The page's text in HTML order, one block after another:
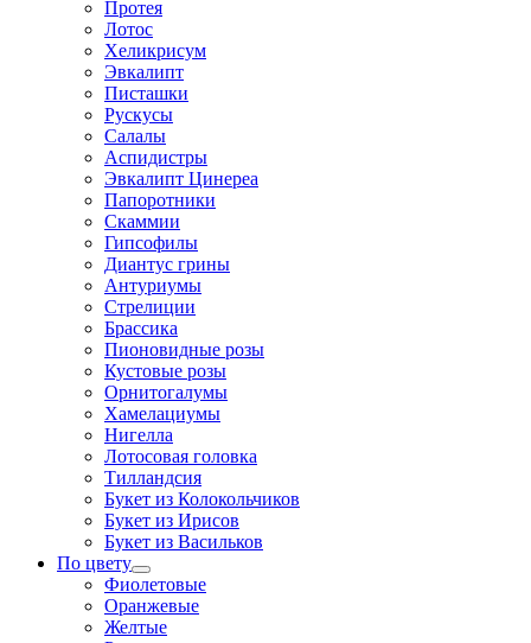
Протея
Лотос
Хеликрисум
Эвкалипт
Писташки
Рускусы
Салалы
Аспидистры
Эвкалипт Цинереа
Папоротники
Скаммии
Гипсофилы
Диантус грины
Антуриумы
Стрелиции
Брассика
Пионовидные розы
Кустовые розы
Орнитогалумы
Хамелациумы
Нигелла
Лотосовая головка
Тилландсия
Букет из Колокольчиков
Букет из Ирисов
Букет из Васильков
По цвету
Фиолетовые
Оранжевые
Желтые